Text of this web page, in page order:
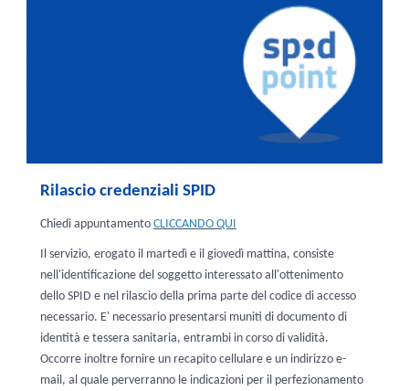
Rilascio credenziali SPID
Chiedi appuntamento CLICCANDO QUI
Il servizio, erogato il martedì e il giovedì mattina, consiste
nell'identificazione del soggetto interessato all'ottenimento
dello SPID e nel rilascio della prima parte del codice di accesso
necessario. E' necessario presentarsi muniti di documento di
identità e tessera sanitaria, entrambi in corso di validità.
Occorre inoltre fornire un recapito cellulare e un indirizzo e-
mail, al quale perverranno le indicazioni per il perfezionamento